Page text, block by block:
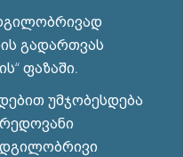
გადართვას
ფაზაში.
უმჯობესდება